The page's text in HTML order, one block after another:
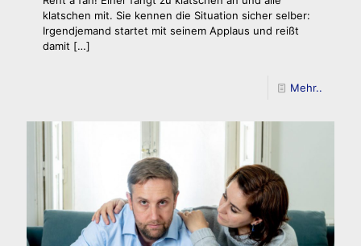
klatschen mit. Sie kennen die Situation sicher selber:
Irgendjemand startet mit seinem Applaus und reißt
damit […]
Mehr..